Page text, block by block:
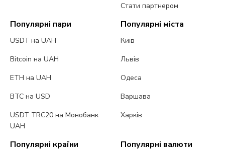
Стати партнером
Популярні пари
USDT на UAH
Bitcoin на UAH
ETH на UAH
BTC на USD
USDT TRC20 на Монобанк
UAH
Популярні міста
Київ
Львів
Одеса
Варшава
Харків
Популярні країни Популярні валюти